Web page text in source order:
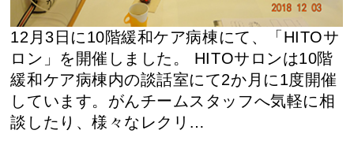
12月3日に10階緩和ケア病棟にて、「HITOサ
ロン」を開催しました。 HITOサロンは10階
緩和ケア病棟内の談話室にて2か月に1度開催
しています。がんチームスタッフへ気軽に相
談したり、様々なレクリ…